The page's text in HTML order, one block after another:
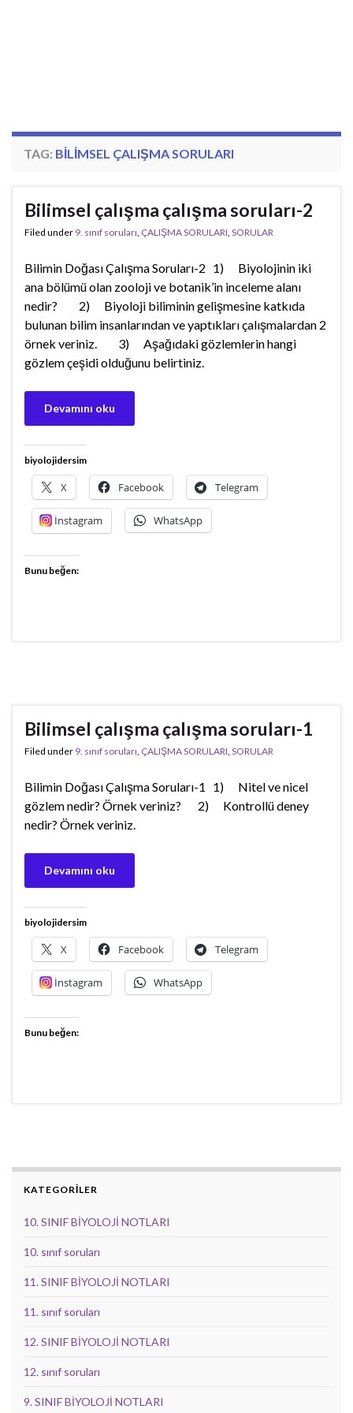
TAG: BILIMSEL ÇALIŞMA SORULARI
Bilimsel çalışma çalışma soruları-2
Filed under 9. sınıf soruları ÇALIŞMA SORULARI SORULAR
Bilimin Doğası Çalışma Soruları-2 1) Biyolojinin iki
ana bölümü olan zooloji ve botanik’in inceleme alanı
nedir? 2) Biyoloji biliminin gelişmesine katkıda
bulunan bilim insanlarından ve yaptıkları çalışmalardan 2
örnek veriniz. 3) Aşağıdaki gözlemlerin hangi
gözlem çeşidi olduğunu belirtiniz.
Devamını oku
biyolojidersim
X Facebook Telegram
İnstagram WhatsApp
Bunu beğen:
Bilimsel çalışma çalışma soruları-1
Filed under 9. sınıf soruları ÇALIŞMA SORULARI SORULAR
Bilimin Doğası Çalışma Soruları-1 1) Nitel ve nicel
gözlem nedir? Örnek veriniz? 2) Kontrollü deney
nedir? Örnek veriniz.
Devamını oku
biyolojidersim
X Facebook Telegram
İnstagram WhatsApp
Bunu beğen:
KATEGORİLER
10. SINIF BİYOLOJİ NOTLARI
10. sınıf soruları
11. SINIF BİYOLOJİ NOTLARI
11. sınıf soruları
12. SINIF BİYOLOJİ NOTLARI
12. sınıf soruları
9. SINIF BİYOLOJİ NOTLARI